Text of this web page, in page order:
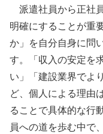
派遣社員から正社
明確にすることが重
か」を自分自身に問
す。「収入の安定を
い」「建設業界でよ
ど、個人による理由
ることで具体的な行
員への道を歩む中で